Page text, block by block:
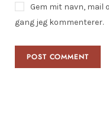
Gem mit navn, mail
gang jeg kommenterer.